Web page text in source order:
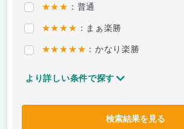
★★★ ：普通
★★★★ ：まぁ楽勝
★★★★★ ：かなり楽勝
より詳しい条件で探す
検索結果を見る